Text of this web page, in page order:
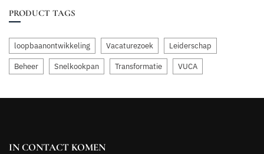
PRODUCT TAGS
loopbaanontwikkeling Vacaturezoek Leiderschap
Beheer Snelkookpan Transformatie VUCA
IN CONTACT KOMEN